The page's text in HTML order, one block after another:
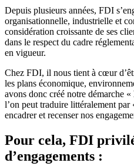
Depuis plusieurs années, FDI
organisationnelle, industrielle et
considération croissante de ses
dans le respect du cadre
en vigueur.
Chez FDI, il nous tient à cœur
les plans économique,
avons donc créé notre démarche «
l’on peut traduire littéralement
encadrer et recenser nos
Pour cela, FDI
d’engagements :